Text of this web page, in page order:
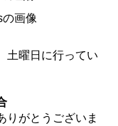
土曜日に行ってい
りがとうございま